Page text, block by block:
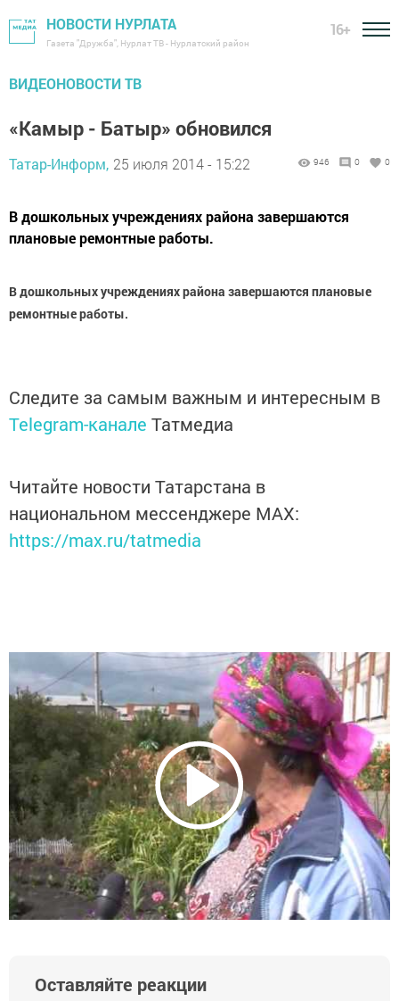
НОВОСТИ НУРЛАТА
Газета "Дружба", Нурлат ТВ - Нурлатский район
16+
ВИДЕОНОВОСТИ ТВ
«Камыр - Батыр» обновился
Татар-Информ, 25 июля 2014 - 15:22 946 0 0
В дошкольных учреждениях района завершаются
плановые ремонтные работы.
В дошкольных учреждениях района завершаются плановые
ремонтные работы.
Следите за самым важным и интересным в
Telegram-канале Татмедиа
Читайте новости Татарстана в
национальном мессенджере MАХ:
https://max.ru/tatmedia
Оставляйте реакции